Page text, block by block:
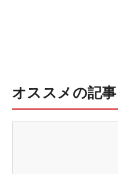
オススメの記事